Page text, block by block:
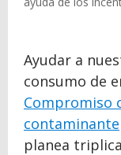
Ayudar a
consumo de
Compromiso
contaminante
planea